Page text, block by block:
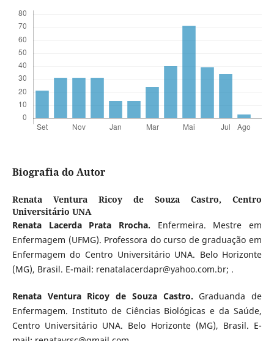
Biografia do Autor
Renata Ventura Ricoy de Souza Castro,Centro
Universitário UNA
Renata Lacerda Prata Rrocha. Enfermeira. Mestre em
Enfermagem (UFMG). Professora do curso de graduação em
Enfermagem do Centro Universitário UNA. Belo Horizonte
(MG), Brasil. E-mail: renatalacerdapr@yahoo.com.br; .
Renata Ventura Ricoy de Souza Castro.Graduanda de
Enfermagem. Instituto de Ciências Biológicas e da Saúde,
Centro Universitário UNA. Belo Horizonte (MG), Brasil. E-